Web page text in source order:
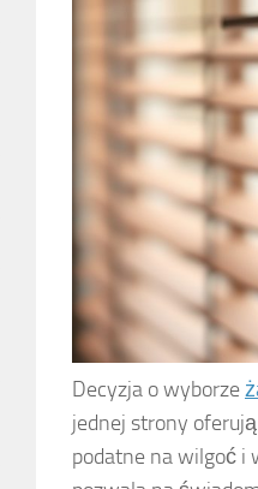
Decyzja o wyborze
jednej strony
podatne na wilgoć i